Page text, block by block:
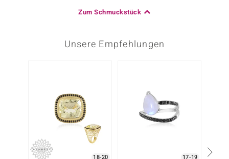
Zum Schmuckstück
Unsere Empfehlungen
18-20 17-19